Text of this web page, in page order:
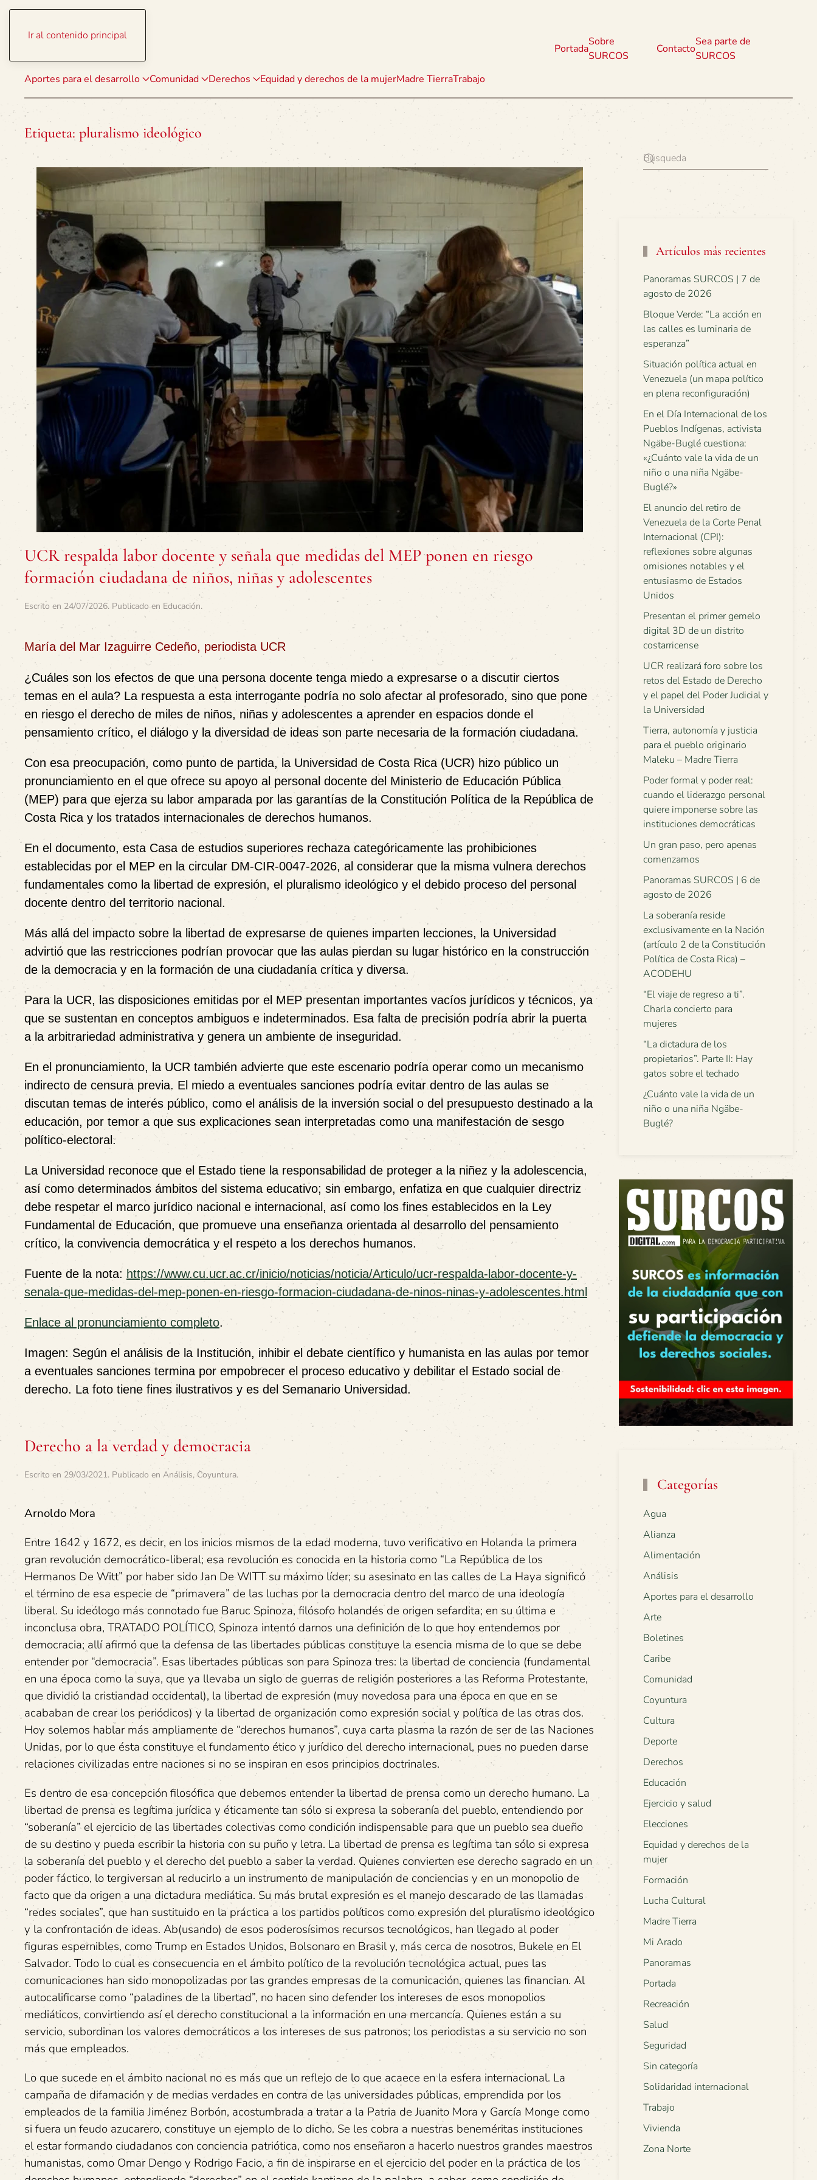
Ir al contenido principal
Aportes para el desarrollo Comunidad Derechos Equidad y derechos de la mujerMadre TierraTrabajo
Portada
Sobre
SURCOS
Contacto
Sea parte de
SURCOS
Etiqueta: pluralismo ideológico
UCR respalda labor docente y señala que medidas del MEP ponen en riesgo
formación ciudadana de niños, niñas y adolescentes
Escrito en 24/07/2026. Publicado en Educación.
María del Mar Izaguirre Cedeño, periodista UCR
¿Cuáles son los efectos de que una persona docente tenga miedo a expresarse o a discutir ciertos
temas en el aula? La respuesta a esta interrogante podría no solo afectar al profesorado, sino que pone
en riesgo el derecho de miles de niños, niñas y adolescentes a aprender en espacios donde el
pensamiento crítico, el diálogo y la diversidad de ideas son parte necesaria de la formación ciudadana.
Con esa preocupación, como punto de partida, la Universidad de Costa Rica (UCR) hizo público un
pronunciamiento en el que ofrece su apoyo al personal docente del Ministerio de Educación Pública
(MEP) para que ejerza su labor amparada por las garantías de la Constitución Política de la República de
Costa Rica y los tratados internacionales de derechos humanos.
En el documento, esta Casa de estudios superiores rechaza categóricamente las prohibiciones
establecidas por el MEP en la circular DM-CIR-0047-2026, al considerar que la misma vulnera derechos
fundamentales como la libertad de expresión, el pluralismo ideológico y el debido proceso del personal
docente dentro del territorio nacional.
Más allá del impacto sobre la libertad de expresarse de quienes imparten lecciones, la Universidad
advirtió que las restricciones podrían provocar que las aulas pierdan su lugar histórico en la construcción
de la democracia y en la formación de una ciudadanía crítica y diversa.
Para la UCR, las disposiciones emitidas por el MEP presentan importantes vacíos jurídicos y técnicos, ya
que se sustentan en conceptos ambiguos e indeterminados. Esa falta de precisión podría abrir la puerta
a la arbitrariedad administrativa y genera un ambiente de inseguridad.
En el pronunciamiento, la UCR también advierte que este escenario podría operar como un mecanismo
indirecto de censura previa. El miedo a eventuales sanciones podría evitar dentro de las aulas se
discutan temas de interés público, como el análisis de la inversión social o del presupuesto destinado a la
educación, por temor a que sus explicaciones sean interpretadas como una manifestación de sesgo
político-electoral.
La Universidad reconoce que el Estado tiene la responsabilidad de proteger a la niñez y la adolescencia,
así como determinados ámbitos del sistema educativo; sin embargo, enfatiza en que cualquier directriz
debe respetar el marco jurídico nacional e internacional, así como los fines establecidos en la Ley
Fundamental de Educación, que promueve una enseñanza orientada al desarrollo del pensamiento
crítico, la convivencia democrática y el respeto a los derechos humanos.
Fuente de la nota: https://www.cu.ucr.ac.cr/inicio/noticias/noticia/Articulo/ucr-respalda-labor-docente-y-
senala-que-medidas-del-mep-ponen-en-riesgo-formacion-ciudadana-de-ninos-ninas-y-adolescentes.html
Enlace al pronunciamiento completo.
Imagen: Según el análisis de la Institución, inhibir el debate científico y humanista en las aulas por temor
a eventuales sanciones termina por empobrecer el proceso educativo y debilitar el Estado social de
derecho. La foto tiene fines ilustrativos y es del Semanario Universidad.
Derecho a la verdad y democracia
Escrito en 29/03/2021. Publicado en Análisis, Coyuntura.
Arnoldo Mora
Entre 1642 y 1672, es decir, en los inicios mismos de la edad moderna, tuvo verificativo en Holanda la primera
gran revolución democrático-liberal; esa revolución es conocida en la historia como “La República de los
Hermanos De Witt” por haber sido Jan De WITT su máximo líder; su asesinato en las calles de La Haya significó
el término de esa especie de “primavera” de las luchas por la democracia dentro del marco de una ideología
liberal. Su ideólogo más connotado fue Baruc Spinoza, filósofo holandés de origen sefardita; en su última e
inconclusa obra, TRATADO POLÍTICO, Spinoza intentó darnos una definición de lo que hoy entendemos por
democracia; allí afirmó que la defensa de las libertades públicas constituye la esencia misma de lo que se debe
entender por “democracia”. Esas libertades públicas son para Spinoza tres: la libertad de conciencia (fundamental
en una época como la suya, que ya llevaba un siglo de guerras de religión posteriores a las Reforma Protestante,
que dividió la cristiandad occidental), la libertad de expresión (muy novedosa para una época en que en se
acababan de crear los periódicos) y la libertad de organización como expresión social y política de las otras dos.
Hoy solemos hablar más ampliamente de “derechos humanos”, cuya carta plasma la razón de ser de las Naciones
Unidas, por lo que ésta constituye el fundamento ético y jurídico del derecho internacional, pues no pueden darse
relaciones civilizadas entre naciones si no se inspiran en esos principios doctrinales.
Es dentro de esa concepción filosófica que debemos entender la libertad de prensa como un derecho humano. La
libertad de prensa es legítima jurídica y éticamente tan sólo si expresa la soberanía del pueblo, entendiendo por
“soberanía” el ejercicio de las libertades colectivas como condición indispensable para que un pueblo sea dueño
de su destino y pueda escribir la historia con su puño y letra. La libertad de prensa es legítima tan sólo si expresa
la soberanía del pueblo y el derecho del pueblo a saber la verdad. Quienes convierten ese derecho sagrado en un
poder fáctico, lo tergiversan al reducirlo a un instrumento de manipulación de conciencias y en un monopolio de
facto que da origen a una dictadura mediática. Su más brutal expresión es el manejo descarado de las llamadas
“redes sociales”, que han sustituido en la práctica a los partidos políticos como expresión del pluralismo ideológico
y la confrontación de ideas. Ab(usando) de esos poderosísimos recursos tecnológicos, han llegado al poder
figuras espernibles, como Trump en Estados Unidos, Bolsonaro en Brasil y, más cerca de nosotros, Bukele en El
Salvador. Todo lo cual es consecuencia en el ámbito político de la revolución tecnológica actual, pues las
comunicaciones han sido monopolizadas por las grandes empresas de la comunicación, quienes las financian. Al
autocalificarse como “paladines de la libertad”, no hacen sino defender los intereses de esos monopolios
mediáticos, convirtiendo así el derecho constitucional a la información en una mercancía. Quienes están a su
servicio, subordinan los valores democráticos a los intereses de sus patronos; los periodistas a su servicio no son
más que empleados.
Lo que sucede en el ámbito nacional no es más que un reflejo de lo que acaece en la esfera internacional. La
campaña de difamación y de medias verdades en contra de las universidades públicas, emprendida por los
empleados de la familia Jiménez Borbón, acostumbrada a tratar a la Patria de Juanito Mora y García Monge como
si fuera un feudo azucarero, constituye un ejemplo de lo dicho. Se les cobra a nuestras beneméritas instituciones
el estar formando ciudadanos con conciencia patriótica, como nos enseñaron a hacerlo nuestros grandes maestros
humanistas, como Omar Dengo y Rodrigo Facio, a fin de inspirarse en el ejercicio del poder en la práctica de los
Artículos más recientes
Panoramas SURCOS | 7 de
agosto de 2026
Bloque Verde: “La acción en
las calles es luminaria de
esperanza”
Situación política actual en
Venezuela (un mapa político
en plena reconfiguración)
En el Día Internacional de los
Pueblos Indígenas, activista
Ngäbe-Buglé cuestiona:
«¿Cuánto vale la vida de un
niño o una niña Ngäbe-
Buglé?»
El anuncio del retiro de
Venezuela de la Corte Penal
Internacional (CPI):
reflexiones sobre algunas
omisiones notables y el
entusiasmo de Estados
Unidos
Presentan el primer gemelo
digital 3D de un distrito
costarricense
UCR realizará foro sobre los
retos del Estado de Derecho
y el papel del Poder Judicial y
la Universidad
Tierra, autonomía y justicia
para el pueblo originario
Maleku – Madre Tierra
Poder formal y poder real:
cuando el liderazgo personal
quiere imponerse sobre las
instituciones democráticas
Un gran paso, pero apenas
comenzamos
Panoramas SURCOS | 6 de
agosto de 2026
La soberanía reside
exclusivamente en la Nación
(artículo 2 de la Constitución
Política de Costa Rica) –
ACODEHU
“El viaje de regreso a ti”.
Charla concierto para
mujeres
“La dictadura de los
propietarios”. Parte II: Hay
gatos sobre el techado
¿Cuánto vale la vida de un
niño o una niña Ngäbe-
Buglé?
Categorías
Agua
Alianza
Alimentación
Análisis
Aportes para el desarrollo
Arte
Boletines
Caribe
Comunidad
Coyuntura
Cultura
Deporte
Derechos
Educación
Ejercicio y salud
Elecciones
Equidad y derechos de la
mujer
Formación
Lucha Cultural
Madre Tierra
Mi Arado
Panoramas
Portada
Recreación
Salud
Seguridad
Sin categoría
Solidaridad internacional
Trabajo
Vivienda
Zona Norte